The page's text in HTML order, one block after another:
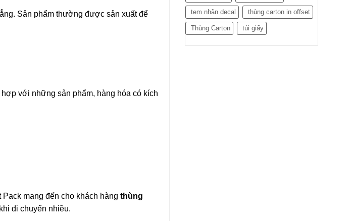
Sản phẩm thường được sản xuất để
với những sản phẩm, hàng hóa có kích
mang đến cho khách hàng thùng
di chuyển nhiều.
tem nhãn decal thùng carton in offset
Thùng Carton túi giấy